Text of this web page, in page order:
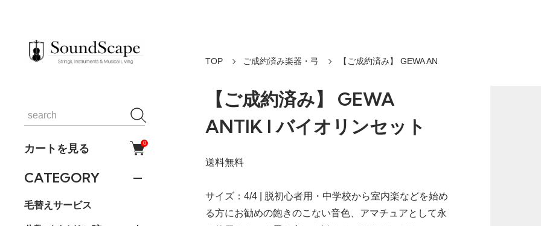
カートを見る 0
CATEGORY
毛替えサービス
TOP ご成約済み楽器・弓 【ご成約済み】 GEWA AN
【ご成約済み】 GEWA
ANTIK I バイオリンセット
送料無料
サイズ：4/4 | 脱初心者用・中学校から室内楽などを始め
る方にお勧めの飽きのこない音色、アマチュアとして永